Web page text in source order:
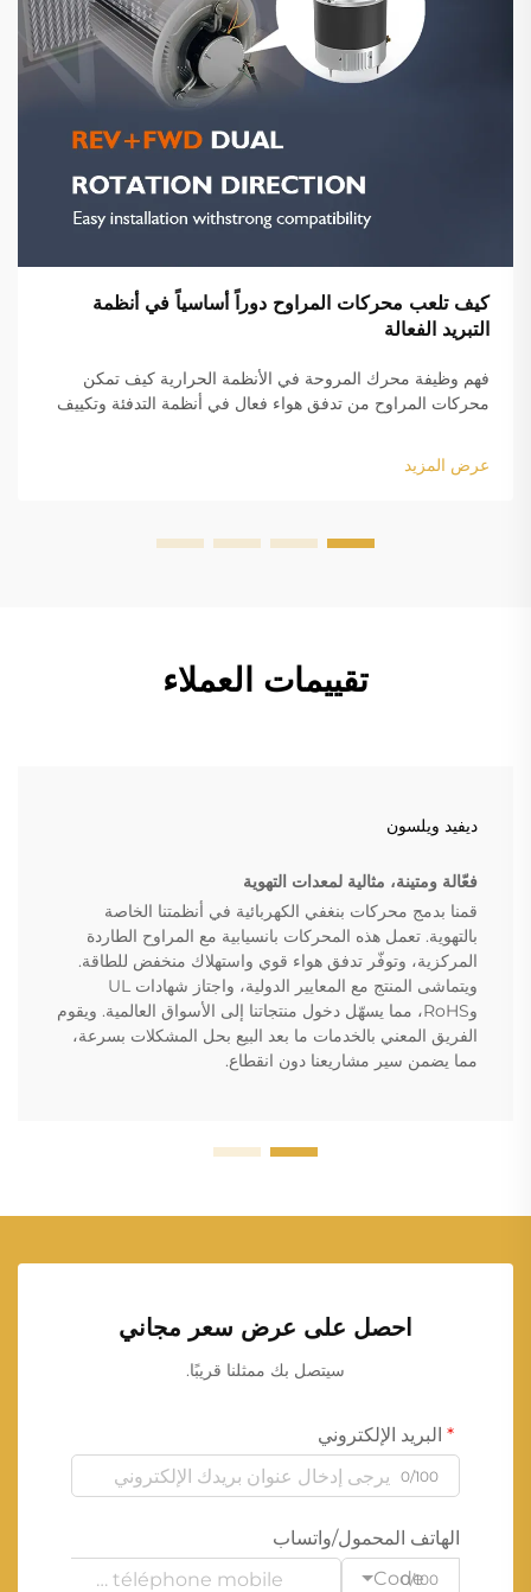
كيف تلعب محركات المراوح دوراً أساسياً في أنظمة
التبريد الفعالة
فهم وظيفة محرك المروحة في الأنظمة الحرارية كيف تمكن
محركات المراوح من تدفق هواء فعال في أنظمة التدفئة وتكييف
نظام التدفئة وتكييف الهواء، حيث يحول الكهرباء إلى حركة فعلية
تدفع الهواء عبر...
عرض المزيد
تقييمات العملاء
ديفيد ويلسون
فعّالة ومتينة، مثالية لمعدات التهوية
قمنا بدمج محركات بنغفي الكهربائية في أنظمتنا الخاصة
بالتهوية. تعمل هذه المحركات بانسيابية مع المراوح الطاردة
المركزية، وتوفّر تدفق هواء قوي واستهلاك منخفض للطاقة.
ويتماشى المنتج مع المعايير الدولية، واجتاز شهادات UL
وRoHS، مما يسهّل دخول منتجاتنا إلى الأسواق العالمية. ويقوم
الفريق المعني بالخدمات ما بعد البيع بحل المشكلات بسرعة،
مما يضمن سير مشاريعنا دون انقطاع.
احصل على عرض سعر مجاني
سيتصل بك ممثلنا قريبًا.
البريد الإلكتروني
0/100
الهاتف المحمول/واتساب
Code
0/100